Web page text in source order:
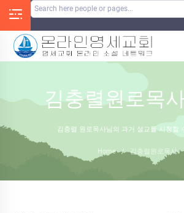
김충렬원로목
김충렬 원로목사님의 과거 설교를 시청할
Home / 김충렬원로목사